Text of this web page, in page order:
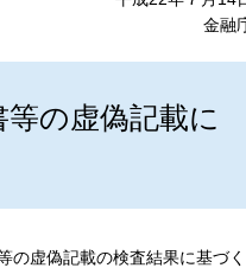
金融
の虚偽記載に
の虚偽記載の検査結果に基づく